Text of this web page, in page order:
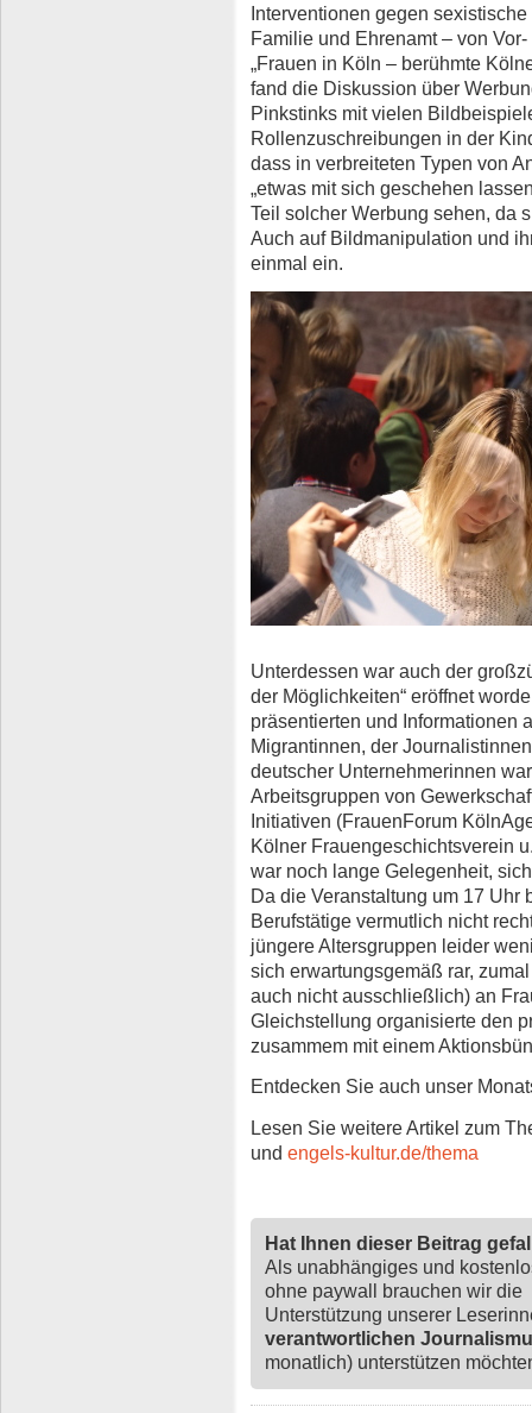
Interventionen gegen
Familie und Ehrenamt – von
„Frauen in Köln – berühmte
fand die Diskussion über
Pinkstinks mit vielen
Rollenzuschreibungen in der
dass in verbreiteten Typen von
„etwas mit sich geschehen
Teil solcher Werbung sehen, da
Auch auf Bildmanipulation und
einmal ein.
Unterdessen war auch der
der Möglichkeiten“ eröffnet
präsentierten und Informationen
Migrantinnen, der
deutscher Unternehmerinnen
Arbeitsgruppen von
Initiativen (FrauenForum
Kölner Frauengeschichtsverein
war noch lange Gelegenheit,
Da die Veranstaltung um 17 Uhr
Berufstätige vermutlich nicht
jüngere Altersgruppen leider
sich erwartungsgemäß rar,
auch nicht ausschließlich) an
Gleichstellung organisierte den
zusammem mit einem
Entdecken Sie auch unser
Lesen Sie weitere Artikel zum
und engels-kultur.de/thema
Hat Ihnen dieser Beitrag
Als unabhängiges und
ohne paywall brauchen wir die
Unterstützung unserer
verantwortlichen
monatlich) unterstützen